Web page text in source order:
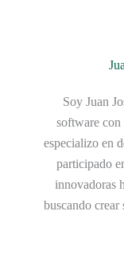
Soy Juan
software con
especializo en
participado
innovadoras
buscando crear